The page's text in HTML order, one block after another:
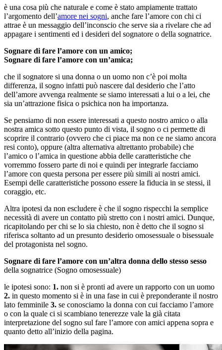
è una cosa più che naturale e come è stato ampiamente trattato
l’argomento dell’amore nei sogni, anche fare l’amore con chi ci
attrae è un messaggio dell’inconscio che serve sia a rivelare che ad
appagare i sentimenti ed i desideri del sognatore o della sognatrice.
Sognare di fare l’amore con un amico;
Sognare di fare l’amore con un’amica;
che il sognatore si una donna o un uomo non c’è poi molta
differenza, il sogno infatti può nascere dal desiderio che l’atto
dell’amore avvenga realmente se siamo interessati a lui o a lei, che
sia un’attrazione fisica o psichica non ha importanza.
Se pensiamo di non essere interessati a questo nostro amico o alla
nostra amica sotto questo punto di vista, il sogno o ci permette di
scoprire il contrario (ovvero che ci piace ma non ce ne siamo ancora
resi conto), oppure (altra alternativa altrettanto probabile) che
l’amico o l’amica in questione abbia delle caratteristiche che
vorremmo fossero parte di noi e quindi per integrarle facciamo
l’amore con questa persona per essere più simili ai nostri amici.
Esempi delle caratteristiche possono essere la fiducia in se stessi, il
coraggio, etc.
Altra ipotesi da non escludere è che il sogno rispecchi la semplice
necessità di avere un contatto più stretto con i nostri amici. Dunque,
ricapitolando per chi se lo sia chiesto, non è detto che il sogno si
riferisca soltanto ad un presunto desiderio omosessuale o bisessuale
del protagonista nel sogno.
Sognare di fare l’amore con un’altra donna dello stesso sesso
della sognatrice (Sogno omosessuale)
le ipotesi sono: 1. non si è pronti ad avere un rapporto con un uomo
2. in questo momento si è in una fase in cui è preponderante il nostro
lato femminile 3. se conosciamo la donna con cui facciamo l’amore
o con la quale ci si scambiano tenerezze vale la già citata
interpretazione del sogno sul fare l’amore con amici appena sopra e
quanto detto all’inizio della pagina.